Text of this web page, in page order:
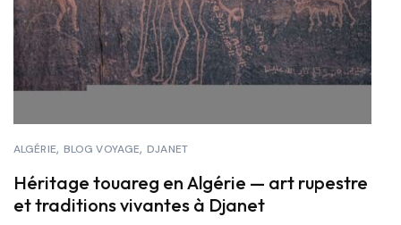
ALGÉRIE BLOG VOYAGE DJANET
Héritage touareg en Algérie — art rupestre
et traditions vivantes à Djanet